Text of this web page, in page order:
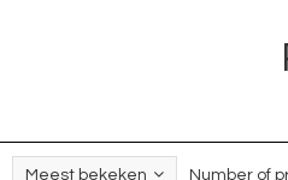
Meest bekeken Number of